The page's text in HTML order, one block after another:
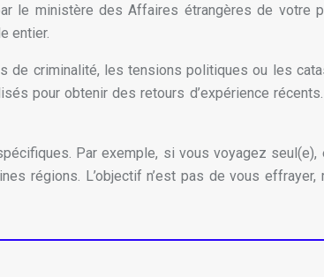
le ministère des Affaires étrangères de votre
entier.
criminalité, les tensions politiques ou les
pour obtenir des retours d’expérience
Par exemple, si vous voyagez
régions. L’objectif n’est pas de vous